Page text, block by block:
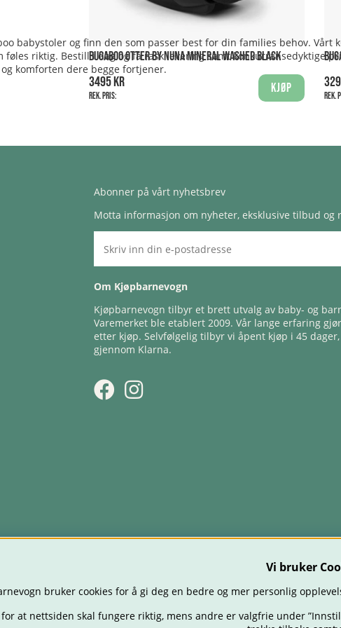
babystoler og finn den som passer best for din families behov.
føles riktig. Bestill i dag og få rask levering samt konkurransedyktige
komforten dere begge fortjener.
BUGABOO OTTER BY NUNA MINERAL WASHED BLACK
3495 kr
Rek. pris:
Kjøp
Rek.
Abonner på vårt nyhetsbrev
Motta informasjon om nyheter, eksklusive tilbud og
Om Kjøpbarnevogn
Kjøpbarnevogn tilbyr et brett utvalg av baby- og
Varemerket ble etablert 2009. Vår lange erfaring
etter kjøp. Selvfølgelig tilbyr vi åpent kjøp i 45
gjennom Klarna.
Vi bruker
bruker cookies for å gi deg en bedre og mer personlig
at nettsiden skal fungere riktig, mens andre er valgfrie under